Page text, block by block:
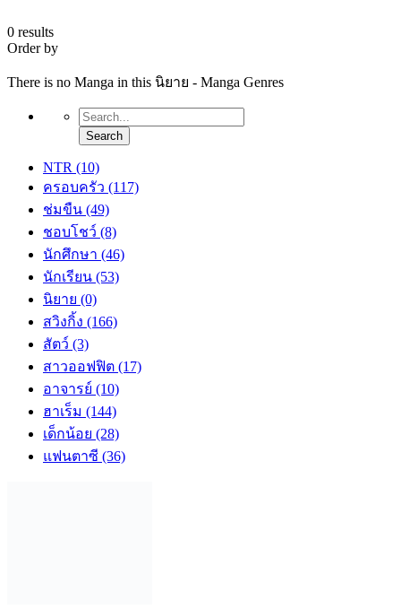
0 results
Order by
There is no Manga in this นิยาย - Manga Genres
NTR (10)
ครอบครัว (117)
ช่มขืน (49)
ชอบโชว์ (8)
นักศึกษา (46)
นักเรียน (53)
นิยาย (0)
สวิงกิ้ง (166)
สัตว์ (3)
สาวออฟฟิต (17)
อาจารย์ (10)
ฮาเร็ม (144)
เด็กน้อย (28)
แฟนตาซี (36)